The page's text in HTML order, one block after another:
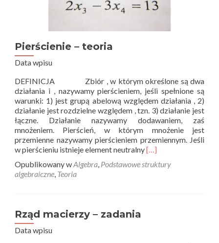
Pierścienie – teoria
Data wpisu
DEFINICJA Zbiór , w którym określone są dwa
działania i , nazywamy pierścieniem, jeśli spełnione są
warunki: 1) jest grupą abelową względem działania , 2)
działanie jest rozdzielne względem , tzn. 3) działanie jest
łączne. Działanie nazywamy dodawaniem, zaś
mnożeniem. Pierścień, w którym mnożenie jest
przemienne nazywamy pierścieniem przemiennym. Jeśli
w pierścieniu istnieje element neutralnyRead
about
[…]
Opublikowany wAlgebra Podstawowe struktury
algebraiczne Teoria
Rząd macierzy – zadania
Data wpisu